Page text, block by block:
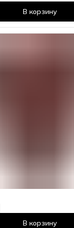
В корзину
В корзину